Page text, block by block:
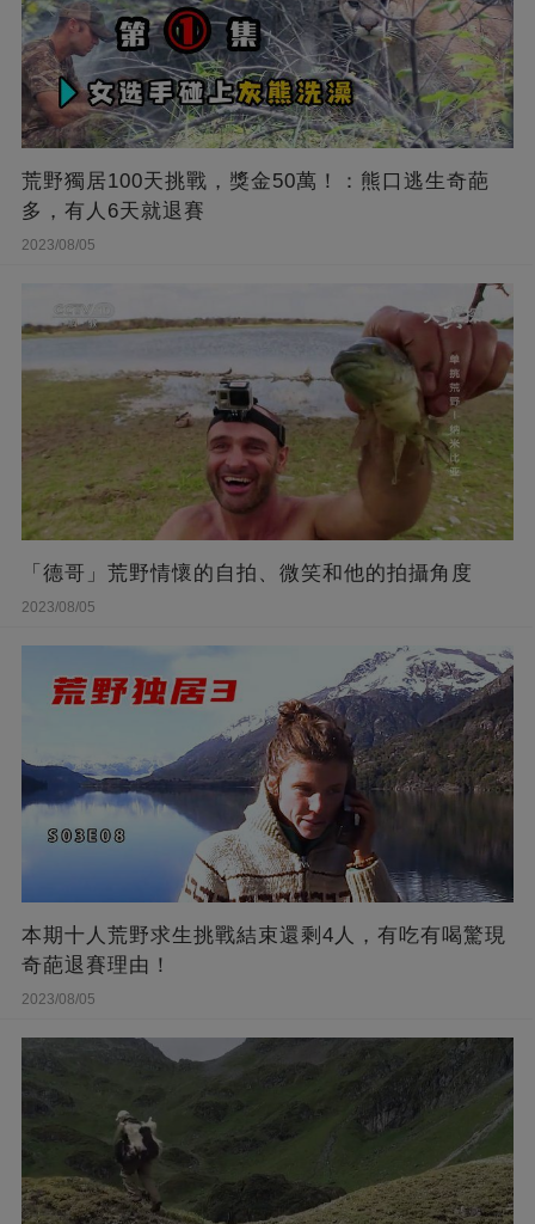
荒野獨居100天挑戰，獎金50萬！：熊口逃生奇葩
多，有人6天就退賽
2023/08/05
「德哥」荒野情懷的自拍、微笑和他的拍攝角度
2023/08/05
本期十人荒野求生挑戰結束還剩4人，有吃有喝驚現
奇葩退賽理由！
2023/08/05